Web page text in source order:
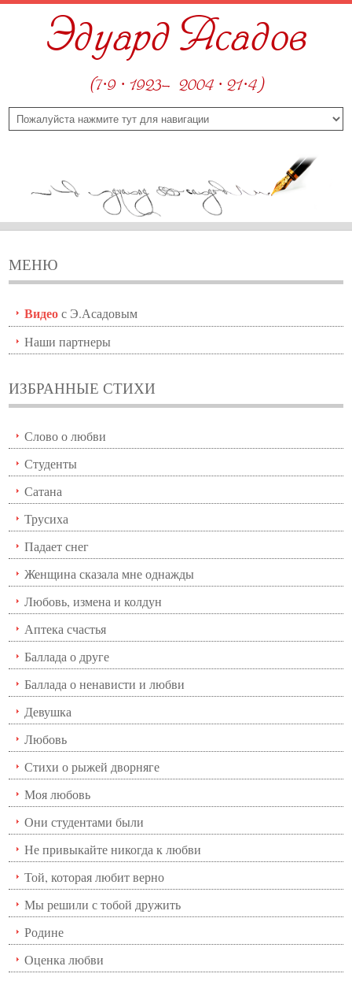
Эдуард Асадов
(7·9 · 1923—2004 · 21·4)
МЕНЮ
Видеос Э.Асадовым
Наши партнеры
ИЗБРАННЫЕ СТИХИ
Слово о любви
Студенты
Сатана
Трусиха
Падает снег
Женщина сказала мне однажды
Любовь, измена и колдун
Аптека счастья
Баллада о друге
Баллада о ненависти и любви
Девушка
Любовь
Стихи о рыжей дворняге
Моя любовь
Они студентами были
Не привыкайте никогда к любви
Той, которая любит верно
Мы решили с тобой дружить
Родине
Оценка любви